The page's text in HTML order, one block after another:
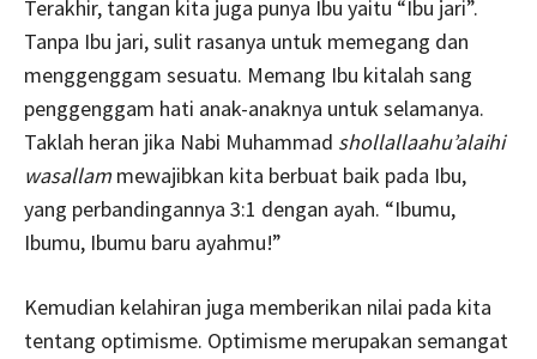
Terakhir, tangan kita juga punya Ibu yaitu “Ibu jari”.
Tanpa Ibu jari, sulit rasanya untuk memegang dan
menggenggam sesuatu. Memang Ibu kitalah sang
penggenggam hati anak-anaknya untuk selamanya.
Taklah heran jika Nabi Muhammad shollallaahu’alaihi
wasallam mewajibkan kita berbuat baik pada Ibu,
yang perbandingannya 3:1 dengan ayah. “Ibumu,
Ibumu, Ibumu baru ayahmu!”
Kemudian kelahiran juga memberikan nilai pada kita
tentang optimisme. Optimisme merupakan semangat